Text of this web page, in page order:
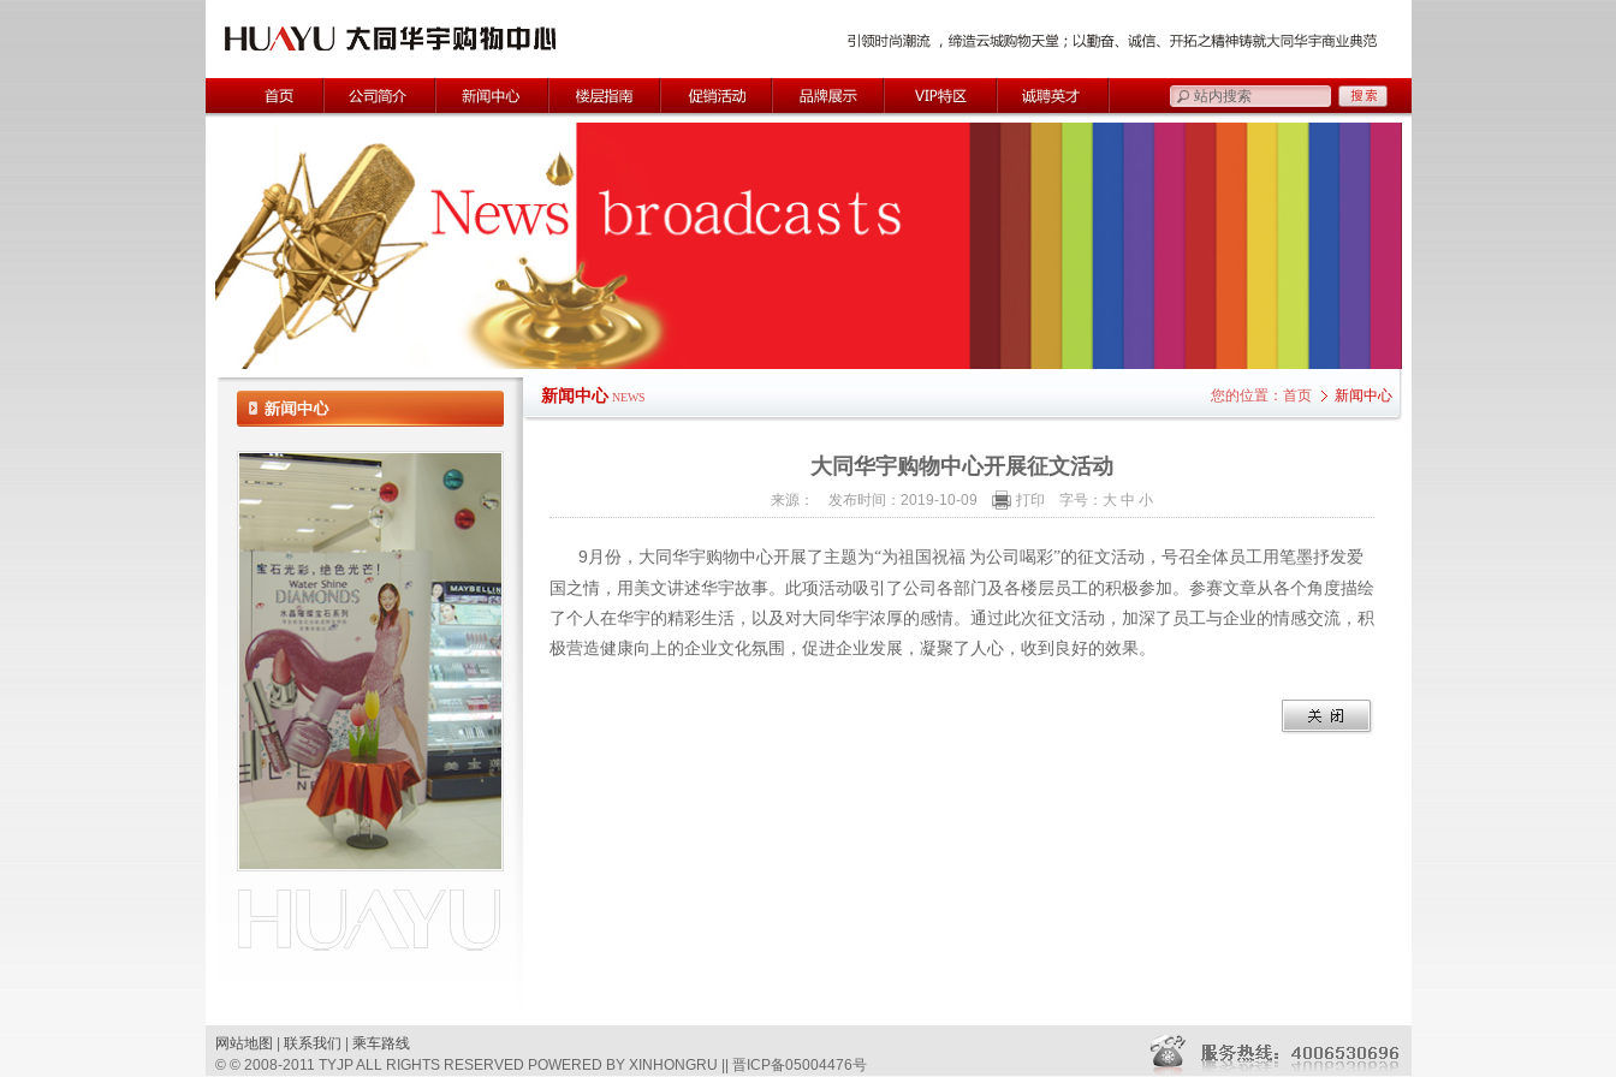
w
您的位置： 首页 新闻中心
新闻中心 NEWS
大同华宇购物中心开展征文活动
来源： 发布时间：2019-10-09 打印 字号： 大 中 小
9 月份，大同华宇购物中心开展了主题为“为祖国祝福 为公司喝彩”的征文活动，号召全体员工用笔墨抒发爱
国之情，用美文讲述华宇故事。此项活动吸引了公司各部门及各楼层员工的积极参加。参赛文章从各个角度描绘
了个人在华宇的精彩生活，以及对大同华宇浓厚的感情。通过此次征文活动，加深了员工与企业的情感交流，积
极营造健康向上的企业文化氛围，促进企业发展，凝聚了人心，收到良好的效果。
网站地图 联系我们
乘车路线
© © 2008-2011 TYJP ALL RIGHTS RESERVED POWERED BY XINHONGRU || 晋ICP备05004476号